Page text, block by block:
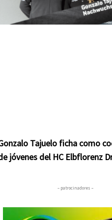
Tajuelo ficha como
jóvenes del HC Elbflorenz
– patrocinadores –